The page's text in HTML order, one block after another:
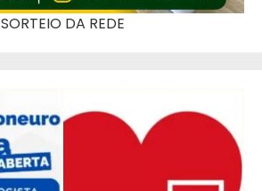
SORTEIO DA REDE